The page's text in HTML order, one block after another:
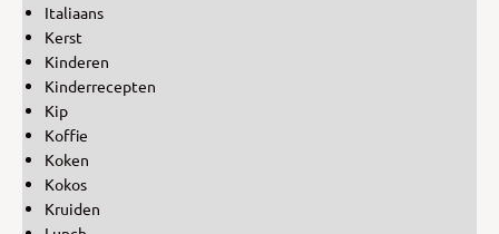
Italiaans
Kerst
Kinderen
Kinderrecepten
Kip
Koffie
Koken
Kokos
Kruiden